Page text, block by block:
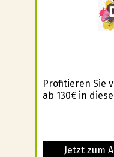
Profitieren Sie
ab 130€ in
Jetzt zum